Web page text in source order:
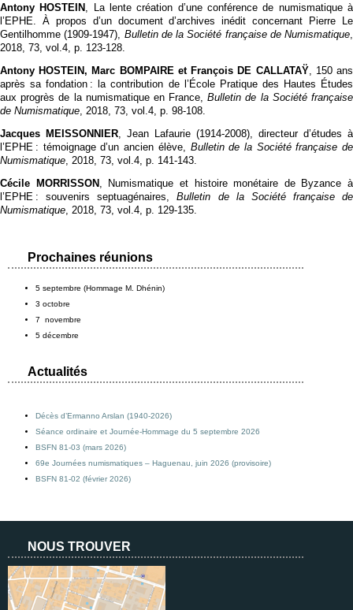
Antony HOSTEIN , La lente création d’une conférence de numismatique à
l’EPHE. À propos d’un document d’archives inédit concernant Pierre Le
Gentilhomme (1909-1947), Bulletin de la Société française de Numismatique
2018, 73, vol.4, p. 123‑128.
Antony HOSTEIN, Marc BOMPAIRE et François DE CALLATAŸ, 150 ans
après sa fondation : la contribution de l’École Pratique des Hautes Études
aux progrès de la numismatique en France,Bulletin de la Société française
de Numismatique , 2018, 73, vol.4, p. 98‑108.
Jacques MEISSONNIER , Jean Lafaurie (1914-2008), directeur d’études à
l’EPHE : témoignage d’un ancien élève, Bulletin de la Société française de
Numismatique , 2018, 73, vol.4, p. 141‑143.
Cécile MORRISSON, Numismatique et histoire monétaire de Byzance à
l’EPHE : souvenirs septuagénaires,Bulletin de la Société française de
Numismatique , 2018, 73, vol.4, p. 129‑135.
Prochaines réunions
5 septembre (Hommage M. Dhénin)
3 octobre
7 novembre
5 décembre
Actualités
Décès d’Ermanno Arslan (1940-2026)
Séance ordinaire et Journée-Hommage du 5 septembre 2026
BSFN 81-03 (mars 2026)
69e Journées numismatiques – Haguenau, juin 2026 (provisoire)
BSFN 81-02 (février 2026)
NOUS TROUVER